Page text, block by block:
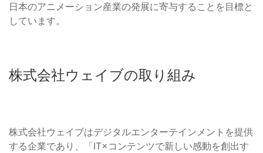
日本のアニメーション産業の発展に寄与することを目標と
しています。
株式会社ウェイブの取り組み
株式会社ウェイブはデジタルエンターテインメントを提供
する企業であり、「IT×コンテンツで新しい感動を創出す